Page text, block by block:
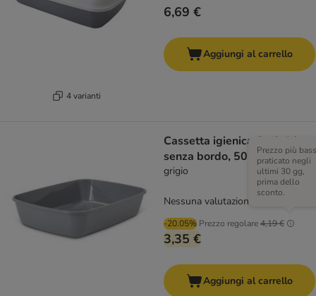
4 varianti
6,69 €
Aggiungi al carrello
Cassetta igienica Savic Iriz
senza bordo, 50 cm
grigio
-20.05% Prezzo regolare4,19 €
Prezzo più
praticato negli
ultimi 30 gg,
prima dello
sconto.
3,35 €
Nessuna valutazione
Aggiungi al carrello